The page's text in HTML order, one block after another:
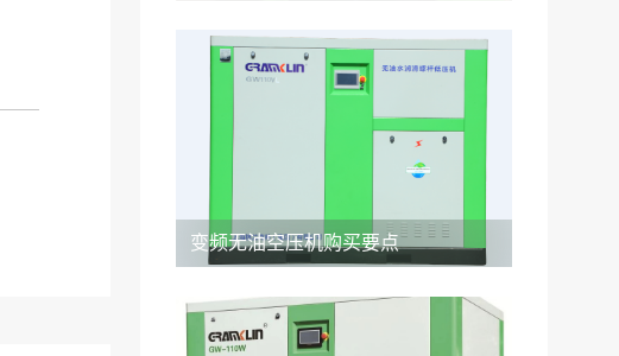
变频无油空压机购买要点